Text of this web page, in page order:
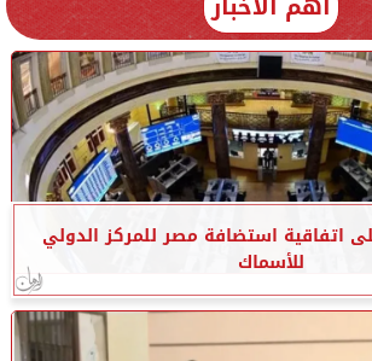
اتفاقية استضافة مصر للمركز الدولي
للأسماك